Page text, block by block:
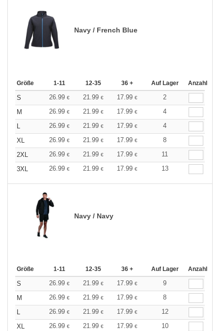
Navy / French Blue
Größe 1-11 12-35 36 + Auf Lager Anzahl
S 26.99 € 21.99 € 17.99 €
2
M
26.99 € 21.99 € 17.99 €
4
L
26.99 € 21.99 € 17.99 €
4
XL
26.99 € 21.99 € 17.99 €
8
2XL
26.99 € 21.99 € 17.99 €
11
3XL
26.99 € 21.99 € 17.99 € 13
Navy / Navy
Größe 1-11 12-35 36 + Auf Lager Anzahl
S 26.99 € 21.99 € 17.99 €
9
M
26.99 € 21.99 € 17.99 €
8
L
26.99 € 21.99 € 17.99 €
12
XL
26.99 € 21.99 € 17.99 €
10